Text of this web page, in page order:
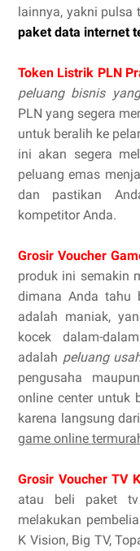
lainnya, yakni pulsa
paket data internet
Token Listrik PLN
peluang bisnis
PLN yang segera
untuk beralih ke
ini akan segera
peluang emas
dan pastikan
kompetitor Anda.
Grosir Voucher
produk ini semakin
dimana Anda tahu
adalah maniak,
kocek dalam-
adalah peluang
pengusaha
online center untuk
karena langsung
game online
Grosir Voucher TV
atau beli paket tv
melakukan
K Vision, Big TV,